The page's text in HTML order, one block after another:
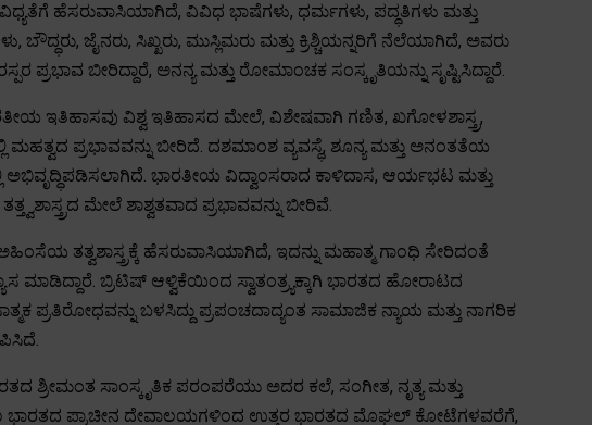
ಹೆಸರುವಾಸಿಯಾಗಿದೆ, ವಿವಿಧ ಭಾಷೆಗಳು, ಧರ್ಮಗಳು, ಪದ್ಧತಿಗಳು ಮತ್ತು
ಬೌದ್ಧರು, ಜೈನರು, ಸಿಖ್ಖರು, ಮುಸ್ಲಿಮರು ಮತ್ತು ಕ್ರಿಶ್ಚಿಯನ್ನರಿಗೆ ನೆಲೆಯಾಗಿದೆ, ಅವರು
ಪ್ರಭಾವ ಬೀರಿದ್ದಾರೆ, ಅನನ್ಯ ಮತ್ತು ರೋಮಾಂಚಕ ಸಂಸ್ಕೃತಿಯನ್ನು ಸೃಷ್ಟಿಸಿದ್ದಾರೆ.
ಇತಿಹಾಸವು ವಿಶ್ವ ಇತಿಹಾಸದ ಮೇಲೆ, ವಿಶೇಷವಾಗಿ ಗಣಿತ, ಖಗೋಳಶಾಸ್ತ್ರ,
ಮಹತ್ವದ ಪ್ರಭಾವವನ್ನು ಬೀರಿದೆ. ದಶಮಾಂಶ ವ್ಯವಸ್ಥೆ, ಶೂನ್ಯ ಮತ್ತು ಅನಂತತೆಯ
ಅಭಿವೃದ್ಧಿಪಡಿಸಲಾಗಿದೆ. ಭಾರತೀಯ ವಿದ್ವಾಂಸರಾದ ಕಾಳಿದಾಸ, ಆರ್ಯಭಟ ಮತ್ತು
ಮೇಲೆ ಶಾಶ್ವತವಾದ ಪ್ರಭಾವವನ್ನು ಬೀರಿವೆ.
ತತ್ವಶಾಸ್ತ್ರಕ್ಕೆ ಹೆಸರುವಾಸಿಯಾಗಿದೆ, ಇದನ್ನು ಮಹಾತ್ಮ ಗಾಂಧಿ ಸೇರಿದಂತೆ
ಮಾಡಿದ್ದಾರೆ. ಬ್ರಿಟಿಷ್ ಆಳ್ವಿಕೆಯಿಂದ ಸ್ವಾತಂತ್ರ್ಯಕ್ಕಾಗಿ ಭಾರತದ ಹೋರಾಟದ
ಪ್ರತಿರೋಧವನ್ನು ಬಳಸಿದ್ದು ಪ್ರಪಂಚದಾದ್ಯಂತ ಸಾಮಾಜಿಕ ನ್ಯಾಯ ಮತ್ತು ನಾಗರಿಕ
ಶ್ರೀಮಂತ ಸಾಂಸ್ಕೃತಿಕ ಪರಂಪರೆಯು ಅದರ ಕಲೆ, ಸಂಗೀತ, ನೃತ್ಯ ಮತ್ತು
ಭಾರತದ ಪ್ರಾಚೀನ ದೇವಾಲಯಗಳಿಂದ ಉತ್ತರ ಭಾರತದ ಮೊಘಲ್ ಕೋಟೆಗಳವರೆಗೆ,